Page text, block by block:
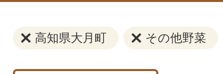
高知県大月町 その他野菜